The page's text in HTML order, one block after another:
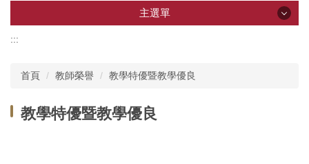
主選單
單位介紹
行政團隊
:::
首頁 教師榮譽 教學特優暨教學優良
教學特優暨教學優良